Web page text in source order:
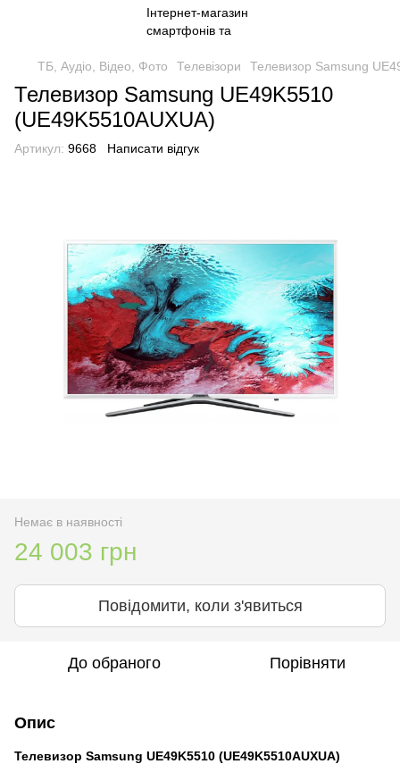
ТБ, Аудіо, Відео, Фото Телевізори Телевизор Samsung
Телевизор Samsung UE49K5510
(UE49K5510AUXUA)
Артикул: 9668 Написати відгук
Немає в наявності
24 003 грн
Повідомити, коли з'явиться
До обраного Порівняти
Опис
Телевизор Samsung UE49K5510 (UE49K5510AUXUA)